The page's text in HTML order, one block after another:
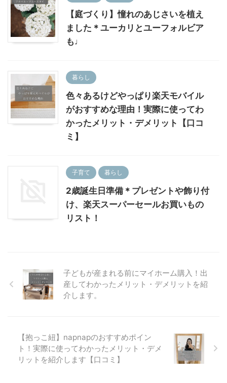
【庭づくり】憧れのあじさいを植え
ました＊ユーカリとユーフォルビア
も♩
暮らし
色々あるけどやっぱり楽天モバイル
がおすすめな理由！実際に使ってわ
かったメリット・デメリット【口コ
ミ】
子育て 暮らし
2歳誕生日準備＊プレゼントや飾り付
け、楽天スーパーセールお買いもの
リスト！
子どもが産まれる前にマイホーム購入！出
産してわかったメリット・デメリットを紹
介します。
【抱っこ紐】napnapのおすすめポイン
ト！実際に使ってわかったメリット・デメ
リットを紹介します【口コミ】